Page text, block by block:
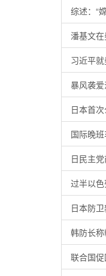
综述：“
潘基文
习近平
暴风袭
日本首
国际晚
日民主
过半以
日本防
韩防长
联合国